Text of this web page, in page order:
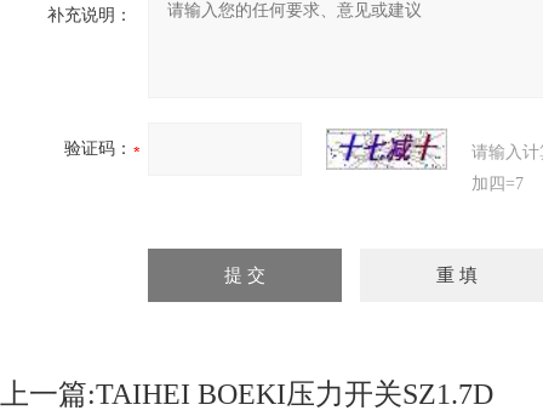
补充说明：
验证码：
请输入
加四=7
上一篇:TAIHEI BOEKI压力开关SZ1.7D